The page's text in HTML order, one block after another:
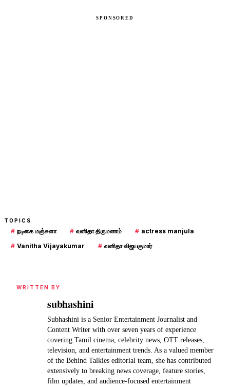
TOPICS
# நடிகை மஞ்சுளா # வனிதா திருமணம் # actress manjula
# Vanitha Vijayakumar # வனிதா விஜயகுமார்
WRITTEN BY
subhashini
Subhashini is a Senior Entertainment Journalist and
Content Writer with over seven years of experience
covering Tamil cinema, celebrity news, OTT releases,
television, and entertainment trends. As a valued member
of the Behind Talkies editorial team, she has contributed
extensively to breaking news coverage, feature stories,
film updates, and audience-focused entertainment